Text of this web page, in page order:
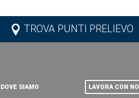
TROVA PUNTI PRELIEVO
DOVE SIAMO LAVORA CON NOI